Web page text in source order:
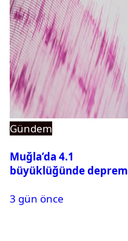
Gündem
Muğla’da 4.1
büyüklüğünde deprem
3 gün önce